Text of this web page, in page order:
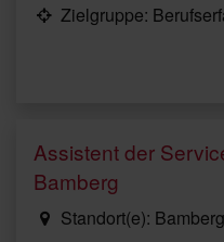
Zielgruppe:
Assistent der
Bamberg
Standort(e): Bamberg